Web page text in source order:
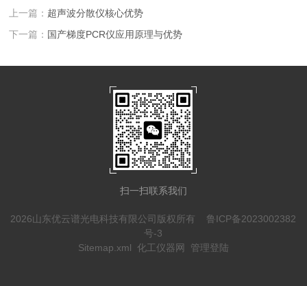
上一篇： 超声波分散仪核心优势
下一篇： 国产梯度PCR仪应用原理与优势
扫一扫联系我们
2026山东优云谱光电科技有限公司版权所有 鲁ICP备2023002382
号-3
Sitemap.xml 化工仪器网 管理登陆